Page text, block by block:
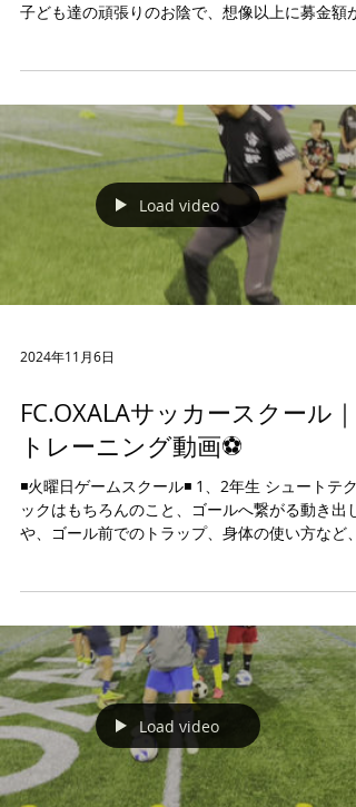
子ども達の頑張りのお陰で、想像以上に募金額が
Load video
2024年11月6日
FC.OXALAサッカースクール｜
トレーニング動画⚽️
◾️火曜日ゲームスクール◾️ 1、2年生 シュートテク
ックはもちろんのこと、ゴールへ繋がる動き出し
や、ゴール前でのトラップ、身体の使い方など、
Load video